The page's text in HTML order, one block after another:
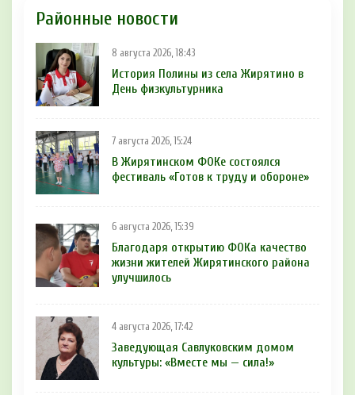
Районные новости
8 августа 2026, 18:43
История Полины из села Жирятино в
День физкультурника
7 августа 2026, 15:24
В Жирятинском ФОКе состоялся
фестиваль «Готов к труду и обороне»
6 августа 2026, 15:39
Благодаря открытию ФОКа качество
жизни жителей Жирятинского района
улучшилось
4 августа 2026, 17:42
Заведующая Савлуковским домом
культуры: «Вместе мы — сила!»